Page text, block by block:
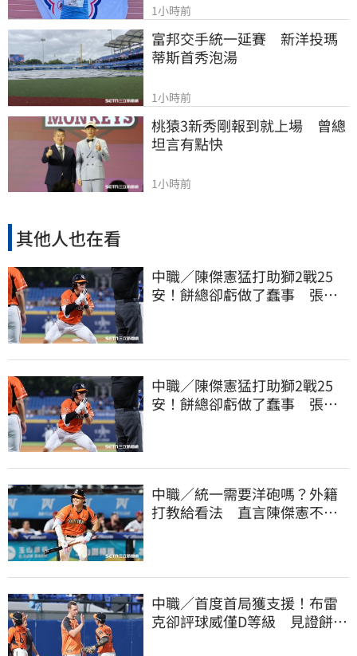
1小時前
富邦交手統一延賽　新洋投瑪
蒂斯首秀泡湯
1小時前
桃猿3新秀剛報到就上場　曾總
坦言有點快
1小時前
其他人也在看
中職／陳傑憲猛打助獅2戰25
安！餅總卻虧做了蠢事 張翔
中職／陳傑憲猛打助獅2戰25
安！餅總卻虧做了蠢事 張翔
中職／統一需要洋砲嗎？外籍
打教給看法 直言陳傑憲不能
中職／首度首局獲支援！布雷
克卻評球威僅D等級 見證餅總